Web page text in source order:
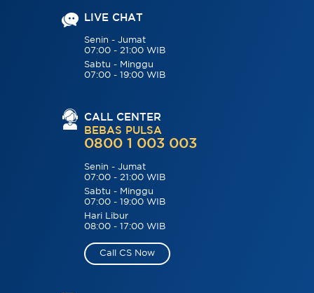
LIVE CHAT
Senin - Jumat
07:00 - 21:00 WIB
Sabtu - Minggu
07:00 - 19:00 WIB
CALL CENTER
BEBAS PULSA
0800 1 003 003
Senin - Jumat
07:00 - 21:00 WIB
Sabtu - Minggu
07:00 - 19:00 WIB
Hari Libur
08:00 - 17:00 WIB
Call CS Now